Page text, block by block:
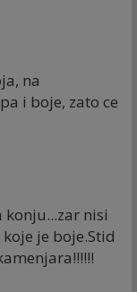
na
i boje, zato ce
nisi
je boje.Stid